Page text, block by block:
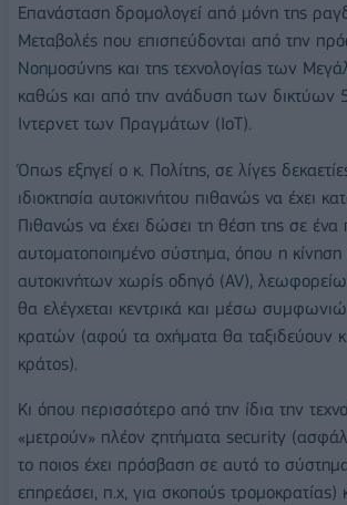
Επανάσταση δρομολογεί από μόνη της
Μεταβολές που επισπεύδονται από την
Νοημοσύνης και της τεχνολογίας των
καθώς και από την ανάδυση των δικτύων
Ιντερνετ των Πραγμάτων (ΙοΤ).
Όπως εξηγεί ο κ. Πολίτης, σε λίγες
ιδιοκτησία αυτοκινήτου πιθανώς να έχει
Πιθανώς να έχει δώσει τη θέση της σε
αυτοματοποιημένο σύστημα, όπου η κίνηση
αυτοκινήτων χωρίς οδηγό (AV),
θα ελέγχεται κεντρικά και μέσω
κρατών (αφού τα οχήματα θα ταξιδεύουν
κράτος).
Κι όπου περισσότερο από την ίδια την
«μετρούν» πλέον ζητήματα security
το ποιος έχει πρόσβαση σε αυτό το
επηρεάσει, π.χ, για σκοπούς τρομοκρατίας)